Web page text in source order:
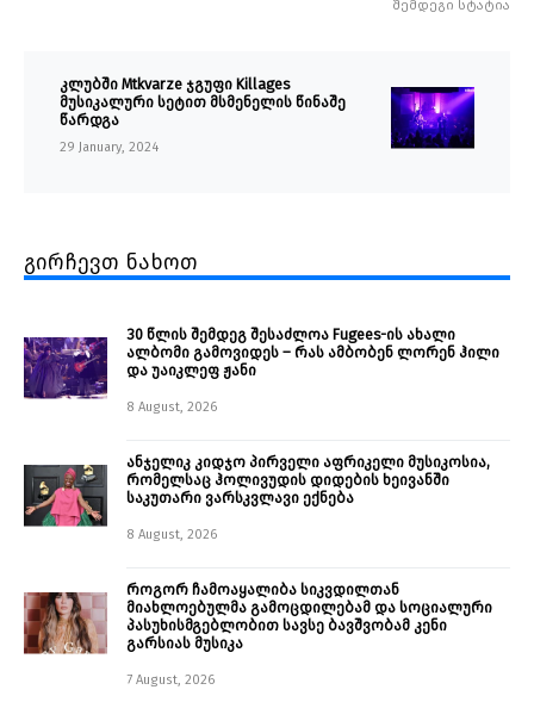
შემდეგი სტატია
კლუბში Mtkvarze ჯგუფი Killages
მუსიკალური სეტით მსმენელის წინაშე
წარდგა
29 January, 2024
გირჩევთ ნახოთ
30 წლის შემდეგ შესაძლოა Fugees-ის ახალი
ალბომი გამოვიდეს – რას ამბობენ ლორენ ჰილი
და უაიკლეფ ჟანი
8 August, 2026
ანჯელიკ კიდჯო პირველი აფრიკელი მუსიკოსია,
რომელსაც ჰოლივუდის დიდების ხეივანში
საკუთარი ვარსკვლავი ექნება
8 August, 2026
როგორ ჩამოაყალიბა სიკვდილთან
მიახლოებულმა გამოცდილებამ და სოციალური
პასუხისმგებლობით სავსე ბავშვობამ კენი
გარსიას მუსიკა
7 August, 2026